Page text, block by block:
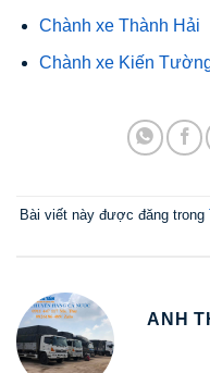
Chành xe Thành Hải
Chành xe Kiến
Bài viết này được đăng trong
ANH